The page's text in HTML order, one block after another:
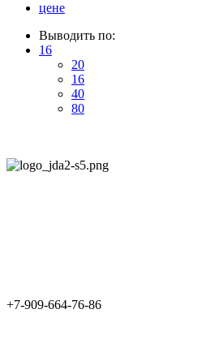
цене
Выводить по:
16
20
16
40
80
+7-909-664-76-86